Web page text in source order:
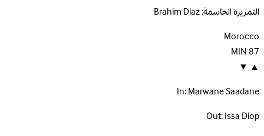
التمريرة الحاسمة:Brahim Diaz
Morocco
87
MIN
▲
▼
In:Marwane Saadane
Out:Issa Diop